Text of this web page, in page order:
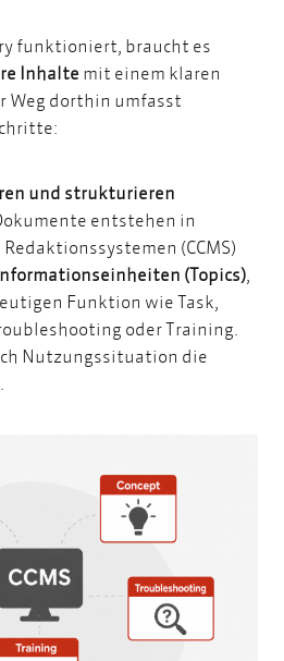
funktioniert, braucht es
Inhalte mit einem klaren
Weg dorthin umfasst
und strukturieren
entstehen in
(CCMS)
(Topics)
Funktion wie Task,
oder Training.
Nutzungssituation die